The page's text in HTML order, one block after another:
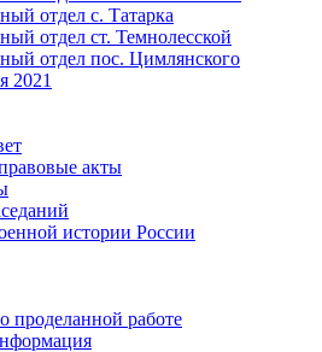
отдел с. Татарка
отдел ст. Темнолесской
отдел пос. Цимлянского
2021
акты
истории России
проделанной работе